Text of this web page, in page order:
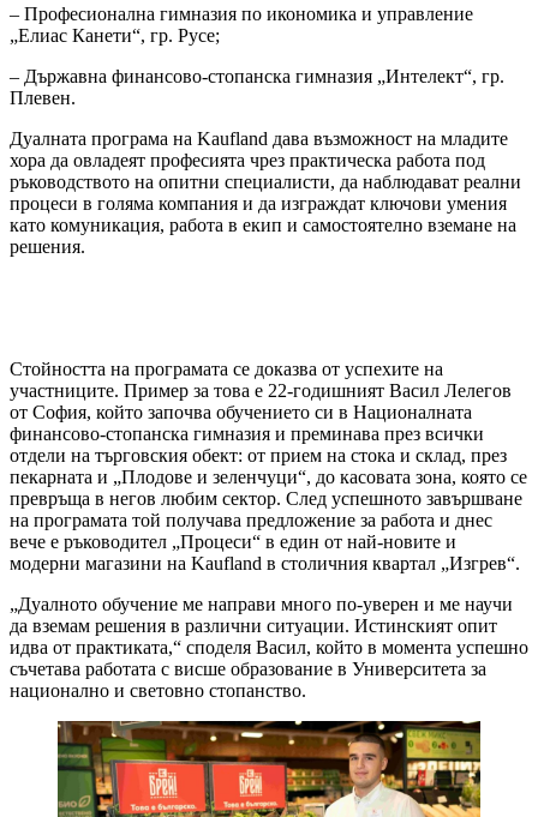
– Професионална гимназия по икономика и управление
„Елиас Канети“, гр. Русе;
– Държавна финансово-стопанска гимназия „Интелект“, гр.
Плевен.
Дуалната програма на Kaufland дава възможност на младите
хора да овладеят професията чрез практическа работа под
ръководството на опитни специалисти, да наблюдават реални
процеси в голяма компания и да изграждат ключови умения
като комуникация, работа в екип и самостоятелно вземане на
решения.
Стойността на програмата се доказва от успехите на
участниците. Пример за това е 22-годишният Васил Лелегов
от София, който започва обучението си в Националната
финансово-стопанска гимназия и преминава през всички
отдели на търговския обект: от прием на стока и склад, през
пекарната и „Плодове и зеленчуци“, до касовата зона, която се
превръща в негов любим сектор. След успешното завършване
на програмата той получава предложение за работа и днес
вече е ръководител „Процеси“ в един от най-новите и
модерни магазини на Kaufland в столичния квартал „Изгрев“.
„Дуалното обучение ме направи много по-уверен и ме научи
да вземам решения в различни ситуации. Истинският опит
идва от практиката,“ споделя Васил, който в момента успешно
съчетава работата с висше образование в Университета за
национално и световно стопанство.